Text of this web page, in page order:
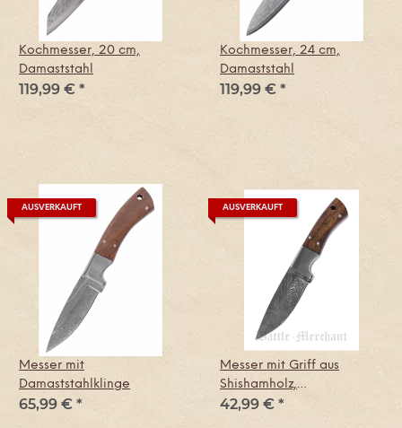
Kochmesser, 20 cm,
Damaststahl
119,99 € *
Kochmesser, 24 cm,
Damaststahl
119,99 € *
AUSVERKAUFT
Messer mit
Damaststahlklinge
65,99 € *
AUSVERKAUFT
Messer mit Griff aus
Shishamholz,
Damastzenerstahlkinge
42,99 € *